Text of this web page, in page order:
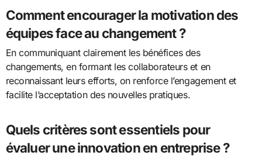
Comment encourager la motivation des
équipes face au changement ?
En communiquant clairement les bénéfices des
changements, en formant les collaborateurs et en
reconnaissant leurs efforts, on renforce l’engagement et
facilite l’acceptation des nouvelles pratiques.
Quels critères sont essentiels pour
évaluer une innovation en entreprise ?